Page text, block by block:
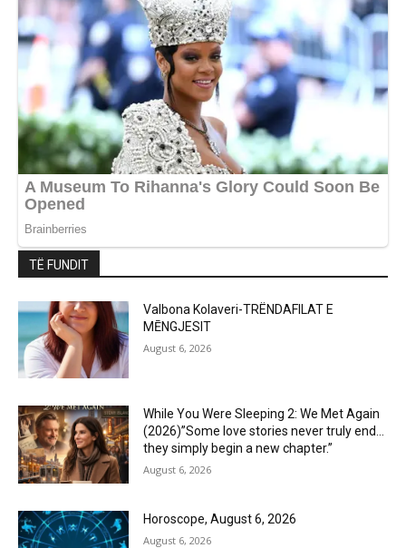
TË FUNDIT
Valbona Kolaveri-TRËNDAFILAT E
MĒNGJESIT
August 6, 2026
While You Were Sleeping 2: We Met Again
(2026)”Some love stories never truly end…
they simply begin a new chapter.”
August 6, 2026
Horoscope, August 6, 2026
August 6, 2026